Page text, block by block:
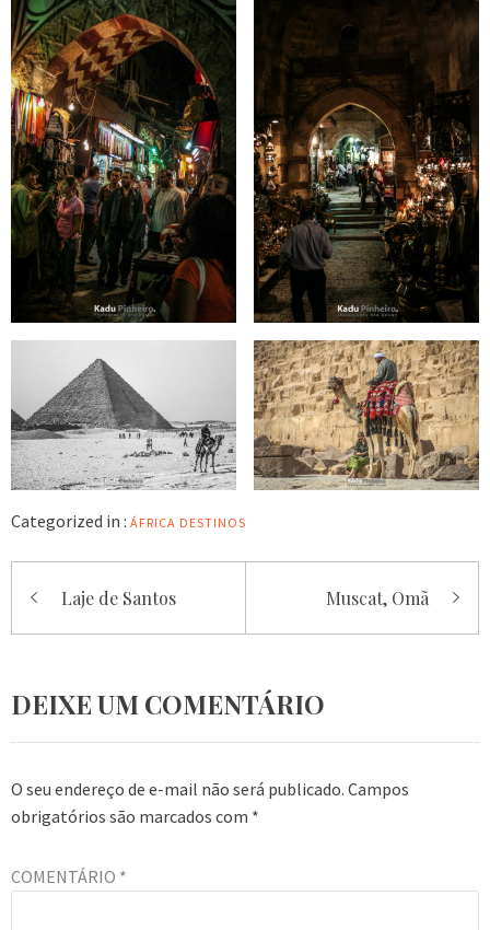
Categorized in : ÁFRICA DESTINOS
de
Post
Laje de Santos Muscat, Omã
DEIXE UM COMENTÁRIO
O seu endereço de e-mail não será publicado. Campos
obrigatórios são marcados com *
COMENTÁRIO *